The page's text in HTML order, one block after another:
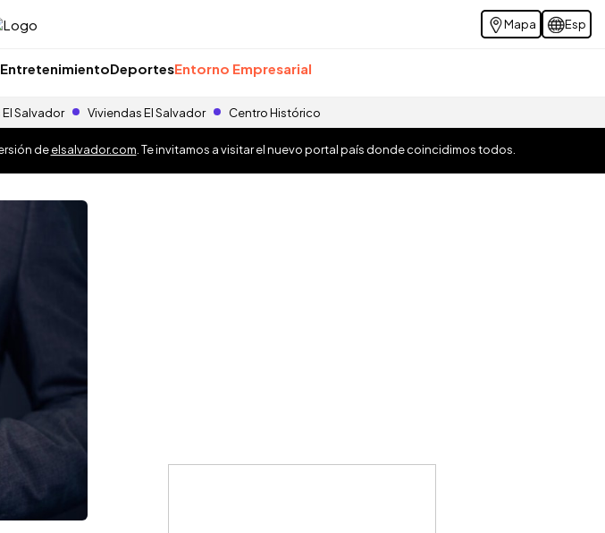
Mapa Esp
EntretenimientoDeportesEntorno Empresarial
Salvador Viviendas El Salvador Centro Histórico
deelsalvador.com . Te invitamos a visitar el nuevo portal país donde coincidimos todos.